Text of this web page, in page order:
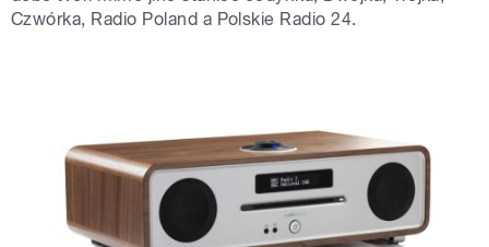
Czwórka, Radio Poland a Polskie Radio 24.